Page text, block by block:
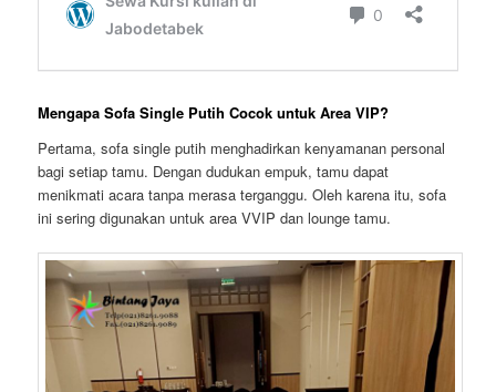
Mengapa Sofa Single Putih Cocok untuk Area VIP?
Pertama, sofa single putih menghadirkan kenyamanan personal
bagi setiap tamu. Dengan dudukan empuk, tamu dapat
menikmati acara tanpa merasa terganggu. Oleh karena itu, sofa
ini sering digunakan untuk area VVIP dan lounge tamu.